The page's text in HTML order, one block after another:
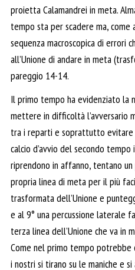
proietta Calamandrei in meta.
tempo sta per scadere ma, come
sequenza macroscopica di errori
all’Unione di andare in meta
pareggio 14-14.
Il primo tempo ha evidenziato la
mettere in difficoltà l’avversario
tra i reparti e soprattutto evitare
calcio d’avvio del secondo
riprendono in affanno, tentano
propria linea di meta per il più
trasformata dell’Unione e
e al 9° una percussione laterale
terza linea dell’Unione che va in
Come nel primo tempo potrebbe
i nostri si tirano su le maniche e